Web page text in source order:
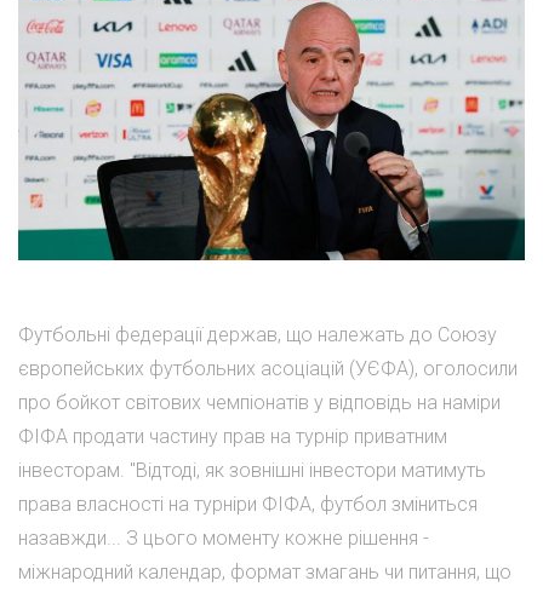
Футбольні федерації держав, що належать до Союзу
європейських футбольних асоціацій (УЄФА), оголосили
про бойкот світових чемпіонатів у відповідь на наміри
ФІФА продати частину прав на турнір приватним
інвесторам. "Відтоді, як зовнішні інвестори матимуть
права власності на турніри ФІФА, футбол зміниться
назавжди... З цього моменту кожне рішення -
міжнародний календар, формат змагань чи питання, що